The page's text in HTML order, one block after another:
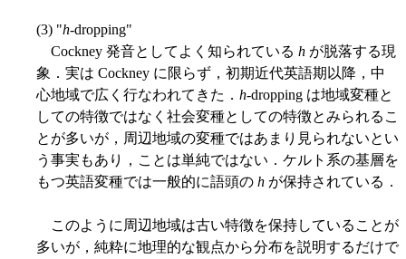
(3) "h-dropping"
Cockney 発音としてよく知られている h が脱落する現
象．実は Cockney に限らず，初期近代英語期以降，中
心地域で広く行なわれてきた． h-dropping は地域変種と
しての特徴ではなく社会変種としての特徴とみられるこ
とが多いが，周辺地域の変種ではあまり見られないとい
う事実もあり，ことは単純ではない．ケルト系の基層を
もつ英語変種では一般的に語頭の h が保持されている．
このように周辺地域は古い特徴を保持していることが
多いが，純粋に地理的な観点から分布を説明するだけで